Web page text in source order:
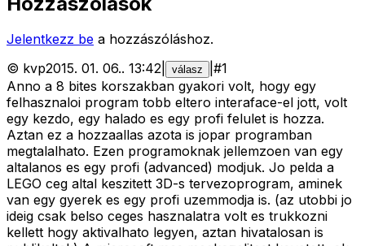
Jelentkezz be a hozzászóláshoz.
© kvp2015. 01. 06.. 13:42 válasz #1
Anno a 8 bites korszakban gyakori volt, hogy egy
felhasznaloi program tobb eltero interaface-el jott, volt
egy kezdo, egy halado es egy profi felulet is hozza.
Aztan ez a hozzaallas azota is jopar programban
megtalalhato. Ezen programoknak jellemzoen van egy
altalanos es egy profi (advanced) modjuk. Jo pelda a
LEGO ceg altal keszitett 3D-s tervezoprogram, aminek
van egy gyerek es egy profi uzemmodja is. (az utobbi jo
ideig csak belso ceges hasznalatra volt es trukkozni
kellett hogy aktivalhato legyen, aztan hivatalosan is